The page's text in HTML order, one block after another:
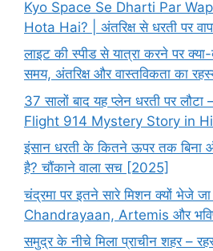
Kyo Space Se Dharti Par
Hota Hai? | अंतरिक्ष से धरती पर
लाइट की स्पीड से यात्रा करने पर क्या-
समय, अंतरिक्ष और वास्तविकता का
37 सालों बाद यह प्लेन धरती पर
Flight 914 Mystery Story in
इंसान धरती के कितने ऊपर तक
है? चौंकाने वाला सच [2025]
चंद्रमा पर इतने सारे मिशन क्यों भेजे जा
Chandrayaan, Artemis और
समुद्र के नीचे मिला प्राचीन शहर –